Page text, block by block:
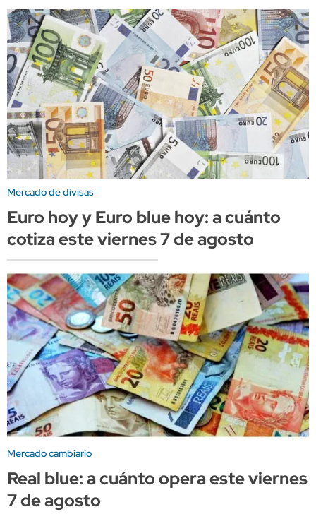
Mercado de divisas
Euro hoy y Euro blue hoy: a cuánto
cotiza este viernes 7 de agosto
Mercado cambiario
Real blue: a cuánto opera este viernes
7 de agosto